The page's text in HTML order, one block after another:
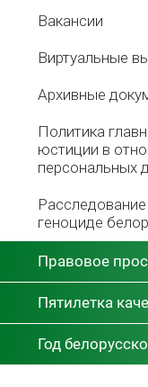
Вакансии
Виртуальные
Архивные
Политика
юстиции в
персональных
геноциде
Правовое
Пятилетка
Год